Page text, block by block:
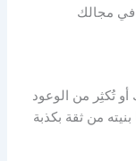
في مجالك
تُكثِر من الوعود
من ثقة بكذبة